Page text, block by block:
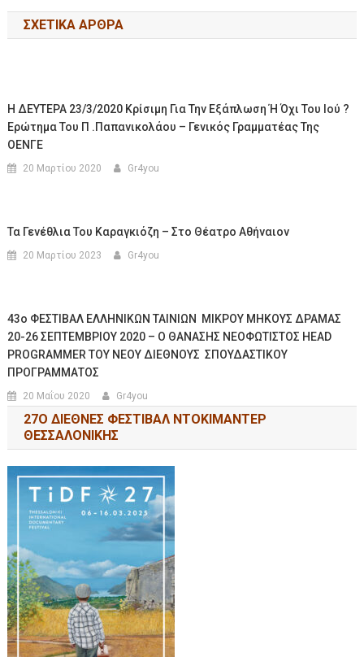
ΣΧΕΤΙΚΆ ΆΡΘΡΑ
Η ΔΕΥΤΕΡΑ 23/3/2020 Κρίσιμη Για Την Εξάπλωση Ή Όχι Του Ιού ?
Ερώτημα Του Π .Παπανικολάου – Γενικός Γραμματέας Της
ΟΕΝΓΕ
20 Μαρτίου 2020 Gr4you
Τα Γενέθλια Του Καραγκιόζη – Στο Θέατρο Αθήναιον
20 Μαρτίου 2023 Gr4you
43o ΦΕΣΤΙΒΑΛ ΕΛΛΗΝΙΚΩΝ ΤΑΙΝΙΩΝ ΜΙΚΡΟΥ ΜΗΚΟΥΣ ΔΡΑΜΑΣ
20-26 ΣΕΠΤΕΜΒΡΙΟΥ 2020 – Ο ΘΑΝΑΣΗΣ ΝΕΟΦΩΤΙΣΤΟΣ HEAD
PROGRAMMER ΤΟΥ ΝΕΟΥ ΔΙΕΘΝΟΥΣ ΣΠΟΥΔΑΣΤΙΚΟΥ
ΠΡΟΓΡΑΜΜΑΤΟΣ
20 Μαΐου 2020 Gr4you
27Ο ΔΙΕΘΝΕΣ ΦΕΣΤΙΒΑΛ ΝΤΟΚΙΜΑΝΤΕΡ
ΘΕΣΣΑΛΟΝΙΚΗΣ